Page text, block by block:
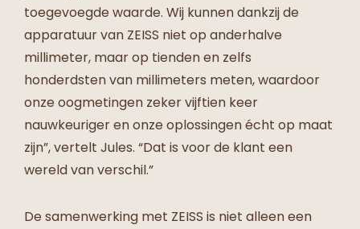
toegevoegde waarde. Wij kunnen dankzij de
apparatuur van ZEISS niet op anderhalve
millimeter, maar op tienden en zelfs
honderdsten van millimeters meten, waardoor
onze oogmetingen zeker vijftien keer
nauwkeuriger en onze oplossingen écht op maat
zijn”, vertelt Jules. “Dat is voor de klant een
wereld van verschil.”
De samenwerking met ZEISS is niet alleen een